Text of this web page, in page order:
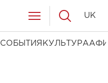
СОБЫТИЯ КУЛЬТУРА
UK